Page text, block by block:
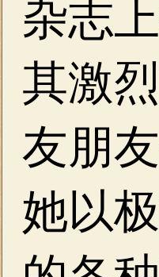
杂志
其激
友朋
她以